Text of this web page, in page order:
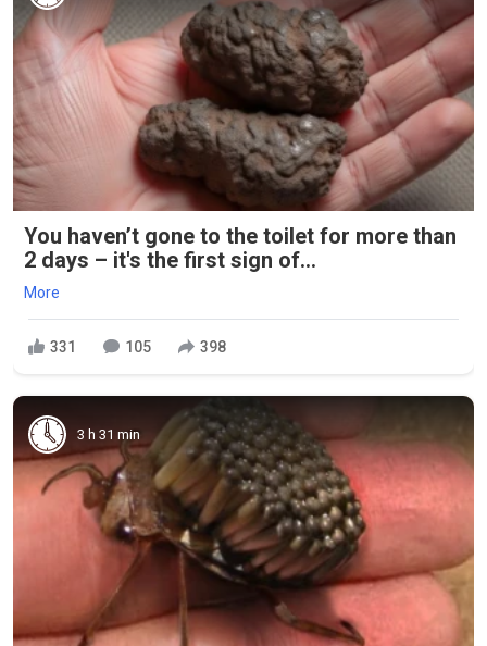
You haven’t gone to the toilet for more than
2 days – it's the first sign of...
More
331 105 398
3 h 31 min